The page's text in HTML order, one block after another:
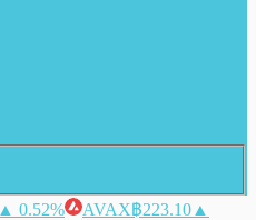
▲ 0.52% AVAX฿223.10 ▲